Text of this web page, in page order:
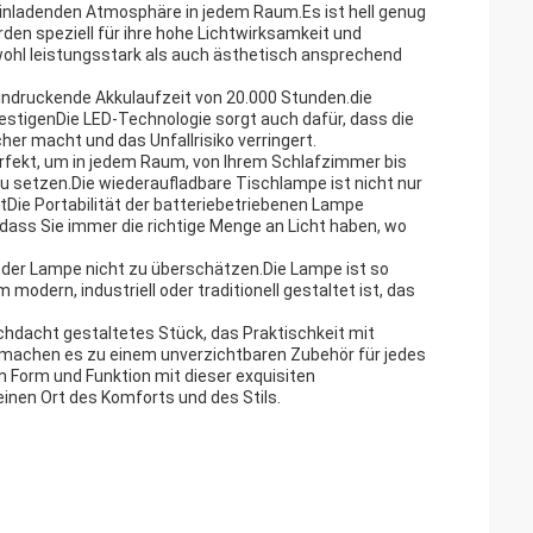
Atmosphäre in jedem Raum.Es ist hell genug
speziell für ihre hohe Lichtwirksamkeit und
leistungsstark als auch ästhetisch ansprechend
Akkulaufzeit von 20.000 Stunden.die
LED-Technologie sorgt auch dafür, dass die
macht und das Unfallrisiko verringert.
um in jedem Raum, von Ihrem Schlafzimmer bis
setzen.Die wiederaufladbare Tischlampe ist nicht nur
Portabilität der batteriebetriebenen Lampe
Sie immer die richtige Menge an Licht haben, wo
Lampe nicht zu überschätzen.Die Lampe ist so
modern, industriell oder traditionell gestaltet ist, das
gestaltetes Stück, das Praktischkeit mit
es zu einem unverzichtbaren Zubehör für jedes
und Funktion mit dieser exquisiten
Ort des Komforts und des Stils.